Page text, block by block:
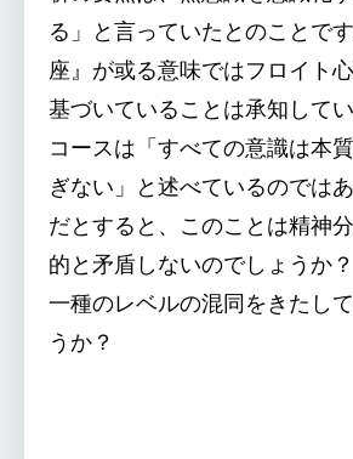
る」と言っていたとのことで
座』が或る意味ではフロイト
基づいていることは承知して
コースは「すべての意識は本
ぎない」と述べているのでは
だとすると、このことは精神
的と矛盾しないのでしょうか
一種のレベルの混同をきたし
うか？